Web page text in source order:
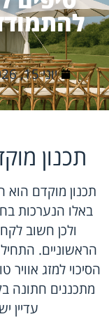
יוני 15, 2026
תכנון
תכנון מוקדם
באלו הנערכות
ולכן חשוב
הראשוניים.
הסיכוי למזג
מתכננים חתונה
עדיין